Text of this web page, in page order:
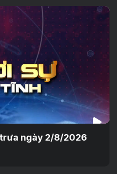
ngày 2/8/2026